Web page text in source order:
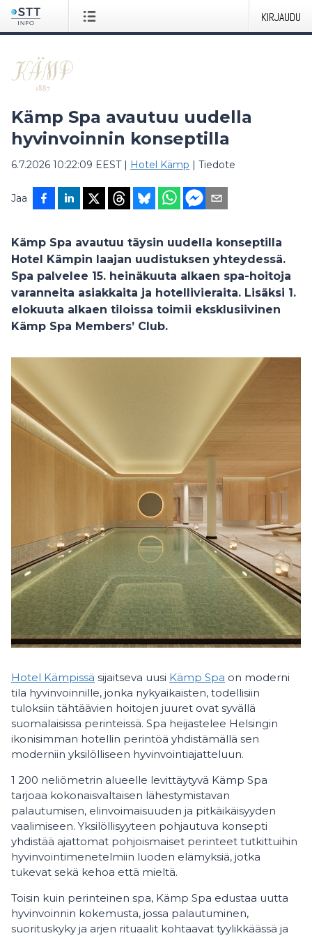
KIRJAUDU
Kämp Spa avautuu uudella
hyvinvoinnin konseptilla
6.7.2026 10:22:09 EEST| Hotel Kämp | Tiedote
Jaa
Kämp Spa avautuu täysin uudella konseptilla
Hotel Kämpin laajan uudistuksen yhteydessä.
Spa palvelee 15. heinäkuuta alkaen spa-hoitoja
varanneita asiakkaita ja hotellivieraita. Lisäksi 1.
elokuuta alkaen tiloissa toimii eksklusiivinen
Kämp Spa Members’ Club.
Hotel Kämpissä sijaitseva uusi Kämp Spa on moderni
tila hyvinvoinnille, jonka nykyaikaisten, todellisiin
tuloksiin tähtäävien hoitojen juuret ovat syvällä
suomalaisissa perinteissä. Spa heijastelee Helsingin
ikonisimman hotellin perintöä yhdistämällä sen
moderniin yksilölliseen hyvinvointiajatteluun.
1 200 neliömetrin alueelle levittäytyvä Kämp Spa
tarjoaa kokonaisvaltaisen lähestymistavan
palautumisen, elinvoimaisuuden ja pitkäikäisyyden
vaalimiseen. Yksilöllisyyteen pohjautuva konsepti
yhdistää ajattomat pohjoismaiset perinteet tutkittuihin
hyvinvointimenetelmiin luoden elämyksiä, jotka
tukevat sekä kehoa että mieltä.
Toisin kuin perinteinen spa, Kämp Spa edustaa uutta
hyvinvoinnin kokemusta, jossa palautuminen,
suorituskyky ja arjen rituaalit kohtaavat tyylikkäässä ja